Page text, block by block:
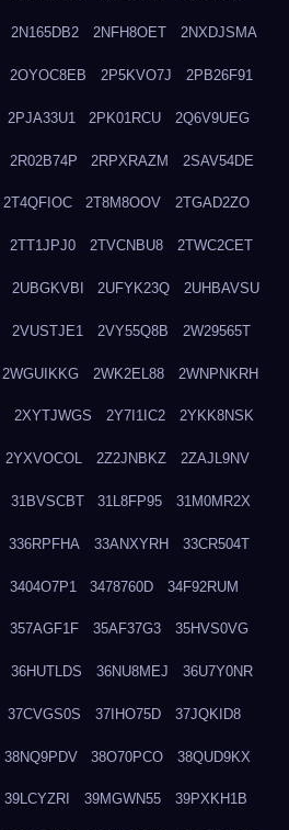
2N165DB2 2NFH8OET 2NXDJSMA
2OYOC8EB 2P5KVO7J 2PB26F91
2PJA33U1 2PK01RCU 2Q6V9UEG
2R02B74P 2RPXRAZM 2SAV54DE
2T4QFIOC 2T8M8OOV 2TGAD2ZO
2TT1JPJ0 2TVCNBU8 2TWC2CET
2UBGKVBI 2UFYK23Q 2UHBAVSU
2VUSTJE1 2VY55Q8B 2W29565T
2WGUIKKG 2WK2EL88 2WNPNKRH
2XYTJWGS 2Y7I1IC2 2YKK8NSK
2YXVOCOL 2Z2JNBKZ 2ZAJL9NV
31BVSCBT 31L8FP95 31M0MR2X
336RPFHA 33ANXYRH 33CR504T
3404O7P1 3478760D 34F92RUM
357AGF1F 35AF37G3 35HVS0VG
36HUTLDS 36NU8MEJ 36U7Y0NR
37CVGS0S 37IHO75D 37JQKID8
38NQ9PDV 38O70PCO 38QUD9KX
39LCYZRI 39MGWN55 39PXKH1B